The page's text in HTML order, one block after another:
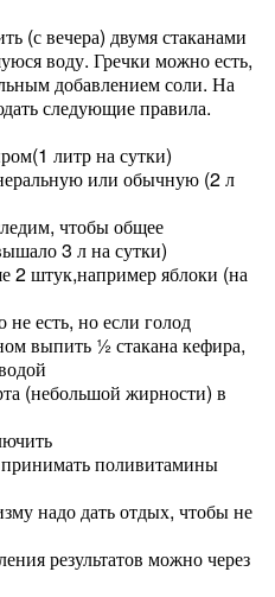
(с вечера) двумя стаканами
воду. Гречки можно есть,
добавлением соли. На
следующие правила.
литр на сутки)
или обычную (2 л
чтобы общее
3 л на сутки)
2 штук,например яблоки (на
не есть, но если голод
выпить ½ стакана кефира,
(небольшой жирности) в
поливитамины
надо дать отдых, чтобы не
результатов можно через